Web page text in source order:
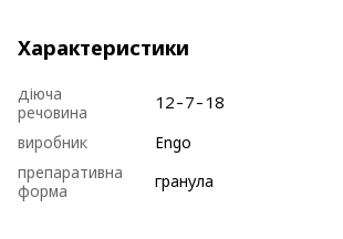
Характеристики
діюча
речовина
12-7-18
виробник
Engo
препаративна
форма
гранула